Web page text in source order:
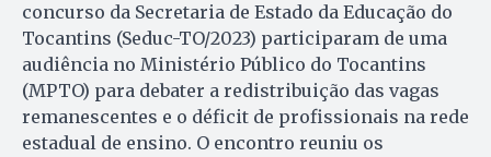
concurso da Secretaria de Estado da Educação do
Tocantins (Seduc-TO/2023) participaram de uma
audiência no Ministério Público do Tocantins
(MPTO) para debater a redistribuição das vagas
remanescentes e o déficit de profissionais na rede
estadual de ensino. O encontro reuniu os